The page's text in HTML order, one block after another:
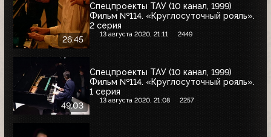
26:45
Спецпроекты ТАУ (10 канал, 1999)
Фильм №114. «Круглосуточный рояль».
2 серия
13 августа 2020, 21:11 2449
49:03
Спецпроекты ТАУ (10 канал, 1999)
Фильм №114. «Круглосуточный рояль».
1 серия
13 августа 2020, 21:08 2257